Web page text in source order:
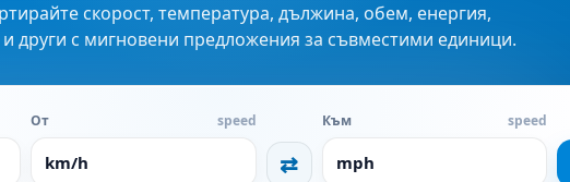
скорост, температура, дължина, обем, енергия,
и други с мигновени предложения за съвместими единици.
От speed
⇄
Към speed